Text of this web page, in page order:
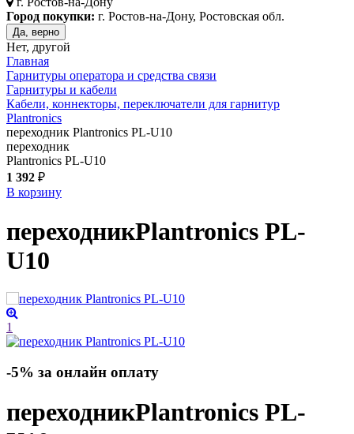
Город покупки: г. Ростов-на-Дону, Ростовская обл.
Да, верно
Нет, другой
Главная
Гарнитуры оператора и средства связи
Гарнитуры и кабели
Кабели, коннекторы, переключатели для гарнитур
Plantronics
переходник Plantronics PL-U10
переходник
Plantronics PL-U10
1 392 ₽
В корзину
переходникPlantronics PL-
U10
1
-5% за онлайн оплату
переходникPlantronics PL-